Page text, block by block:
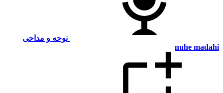
نوحه و مداحی
nuhe madahi